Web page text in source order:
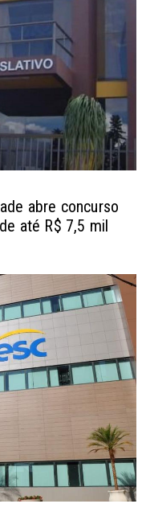
abre concurso
até R$ 7,5 mil